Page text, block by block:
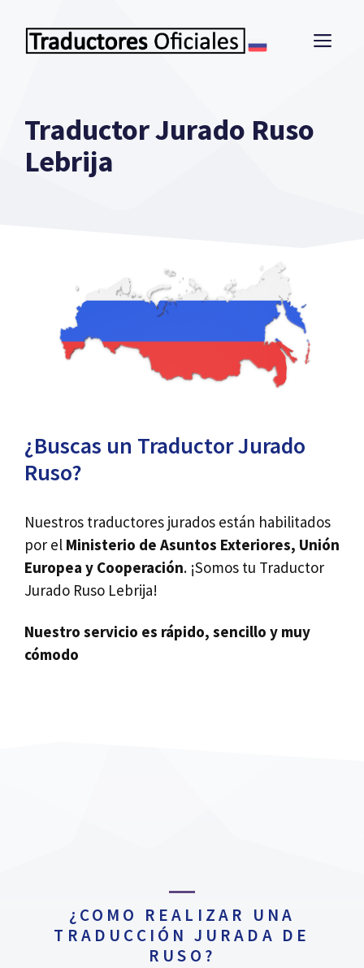
contenido
Traductor Jurado Ruso
Lebrija
¿Buscas un Traductor Jurado
Ruso?
Nuestros traductores jurados están habilitados
por el Ministerio de Asuntos Exteriores, Unión
Europea y Cooperación. ¡Somos tu Traductor
Jurado Ruso Lebrija!
Nuestro servicio es rápido, sencillo y muy
cómodo
¿COMO REALIZAR UNA
TRADUCCIÓN JURADA DE
RUSO?